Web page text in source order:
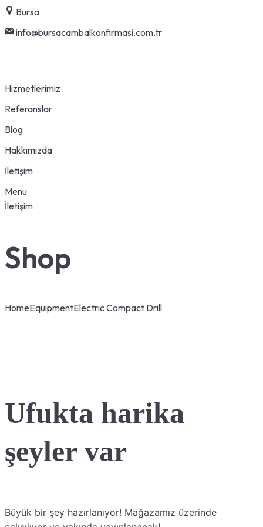
Skip
to
content
Bursa
info@bursacambalkonfirmasi.com.tr
Hizmetlerimiz
Referanslar
Blog
Hakkımızda
İletişim
Menu
İletişim
Shop
HomeEquipmentElectric Compact Drill
Ufukta harika
şeyler var
Büyük bir şey hazırlanıyor! Mağazamız üzerinde